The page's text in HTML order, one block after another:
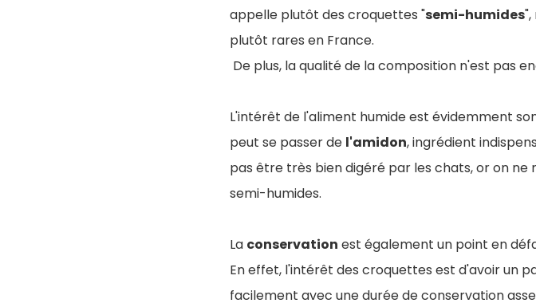
appelle plutôt des croquettes "semi-humides
plutôt rares en France.
De plus, la qualité de la composition n'est pas
L'intérêt de l'aliment humide est évidemment
peut se passer de l'amidon, ingrédient
pas être très bien digéré par les chats, or on
semi-humides.
La conservation est également un point en
En effet, l'intérêt des croquettes est d'avoir un
facilement avec une durée de conservation